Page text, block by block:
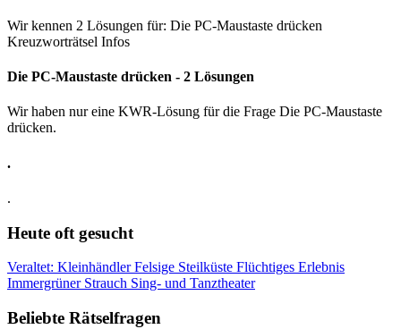
Wir kennen 2 Lösungen für: Die PC-Maustaste drücken
Kreuzworträtsel Infos
Die PC-Maustaste drücken - 2 Lösungen
Wir haben nur eine KWR-Lösung für die Frage Die PC-Maustaste
drücken.
.
.
Heute oft gesucht
Veraltet: KleinhändlerFelsige Steilküste Flüchtiges Erlebnis
Immergrüner Strauch Sing- und Tanztheater
Beliebte Rätselfragen